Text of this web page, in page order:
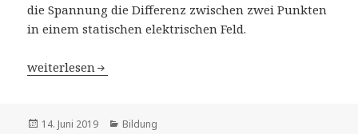
die Spannung die Differenz zwischen zwei Punkten
in einem statischen elektrischen Feld.
Was ist Spannung?
weiterlesen
Veröffentlicht
14. Juni 2019 Kategorien
Bildung